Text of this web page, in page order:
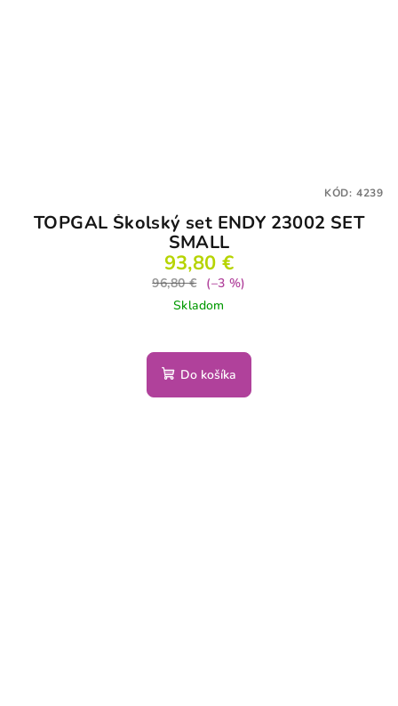
TOPGAL Školský set ENDY 23002 SET
SMALL
93,80 €
96,80 €
(–3 %)
Skladom
Do košíka
KÓD: 4239